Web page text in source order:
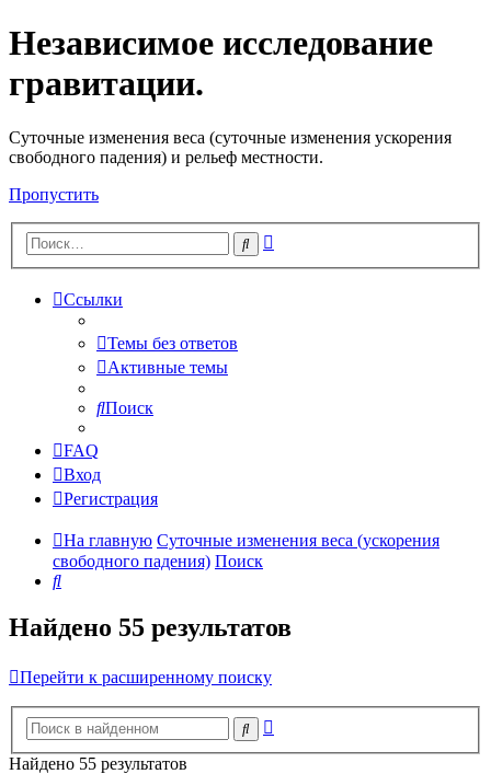
Независимое исследование
гравитации.
Cуточные изменения веса (суточные изменения ускорения
свободного падения) и рельеф местности.
Пропустить
Поиск
Ссылки
Темы без ответов
Активные темы
Поиск
FAQ
Вход
Регистрация
На главную Суточные изменения веса (ускорения
свободного падения) Поиск
Поиск
Найдено 55 результатов
Перейти к расширенному поиску
Поиск
Найдено 55 результатов